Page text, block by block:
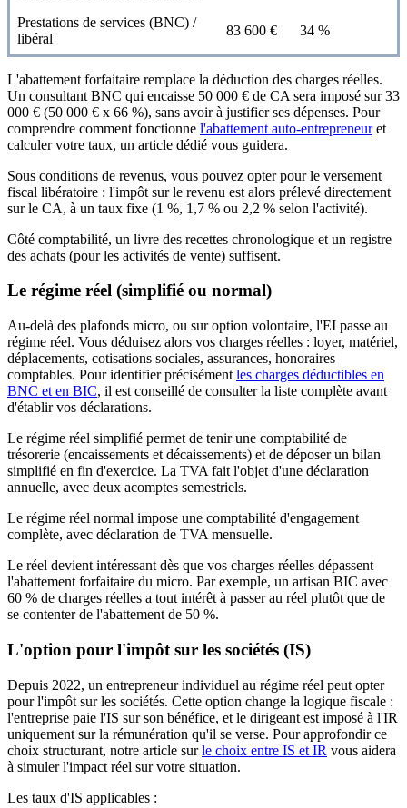
Prestations de services (BNC) /
libéral
83 600 € 34 %
L'abattement forfaitaire remplace la déduction des charges réelles.
Un consultant BNC qui encaisse 50 000 € de CA sera imposé sur 33
000 € (50 000 € x 66 %), sans avoir à justifier ses dépenses. Pour
comprendre comment fonctionne l'abattement auto-entrepreneuret
calculer votre taux, un article dédié vous guidera.
Sous conditions de revenus, vous pouvez opter pour le versement
fiscal libératoire : l'impôt sur le revenu est alors prélevé directement
sur le CA, à un taux fixe (1 %, 1,7 % ou 2,2 % selon l'activité).
Côté comptabilité, un livre des recettes chronologique et un registre
des achats (pour les activités de vente) suffisent.
Le régime réel (simplifié ou normal)
Au-delà des plafonds micro, ou sur option volontaire, l'EI passe au
régime réel. Vous déduisez alors vos charges réelles : loyer, matériel,
déplacements, cotisations sociales, assurances, honoraires
comptables. Pour identifier précisément les charges déductibles en
BNC et en BIC, il est conseillé de consulter la liste complète avant
d'établir vos déclarations.
Le régime réel simplifié permet de tenir une comptabilité de
trésorerie (encaissements et décaissements) et de déposer un bilan
simplifié en fin d'exercice. La TVA fait l'objet d'une déclaration
annuelle, avec deux acomptes semestriels.
Le régime réel normal impose une comptabilité d'engagement
complète, avec déclaration de TVA mensuelle.
Le réel devient intéressant dès que vos charges réelles dépassent
l'abattement forfaitaire du micro. Par exemple, un artisan BIC avec
60 % de charges réelles a tout intérêt à passer au réel plutôt que de
se contenter de l'abattement de 50 %.
L'option pour l'impôt sur les sociétés (IS)
Depuis 2022, un entrepreneur individuel au régime réel peut opter
pour l'impôt sur les sociétés. Cette option change la logique fiscale :
l'entreprise paie l'IS sur son bénéfice, et le dirigeant est imposé à l'IR
uniquement sur la rémunération qu'il se verse. Pour approfondir ce
choix structurant, notre article surle choix entre IS et IR vous aidera
à simuler l'impact réel sur votre situation.
Les taux d'IS applicables :